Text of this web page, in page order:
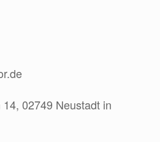
02749 Neustadt in